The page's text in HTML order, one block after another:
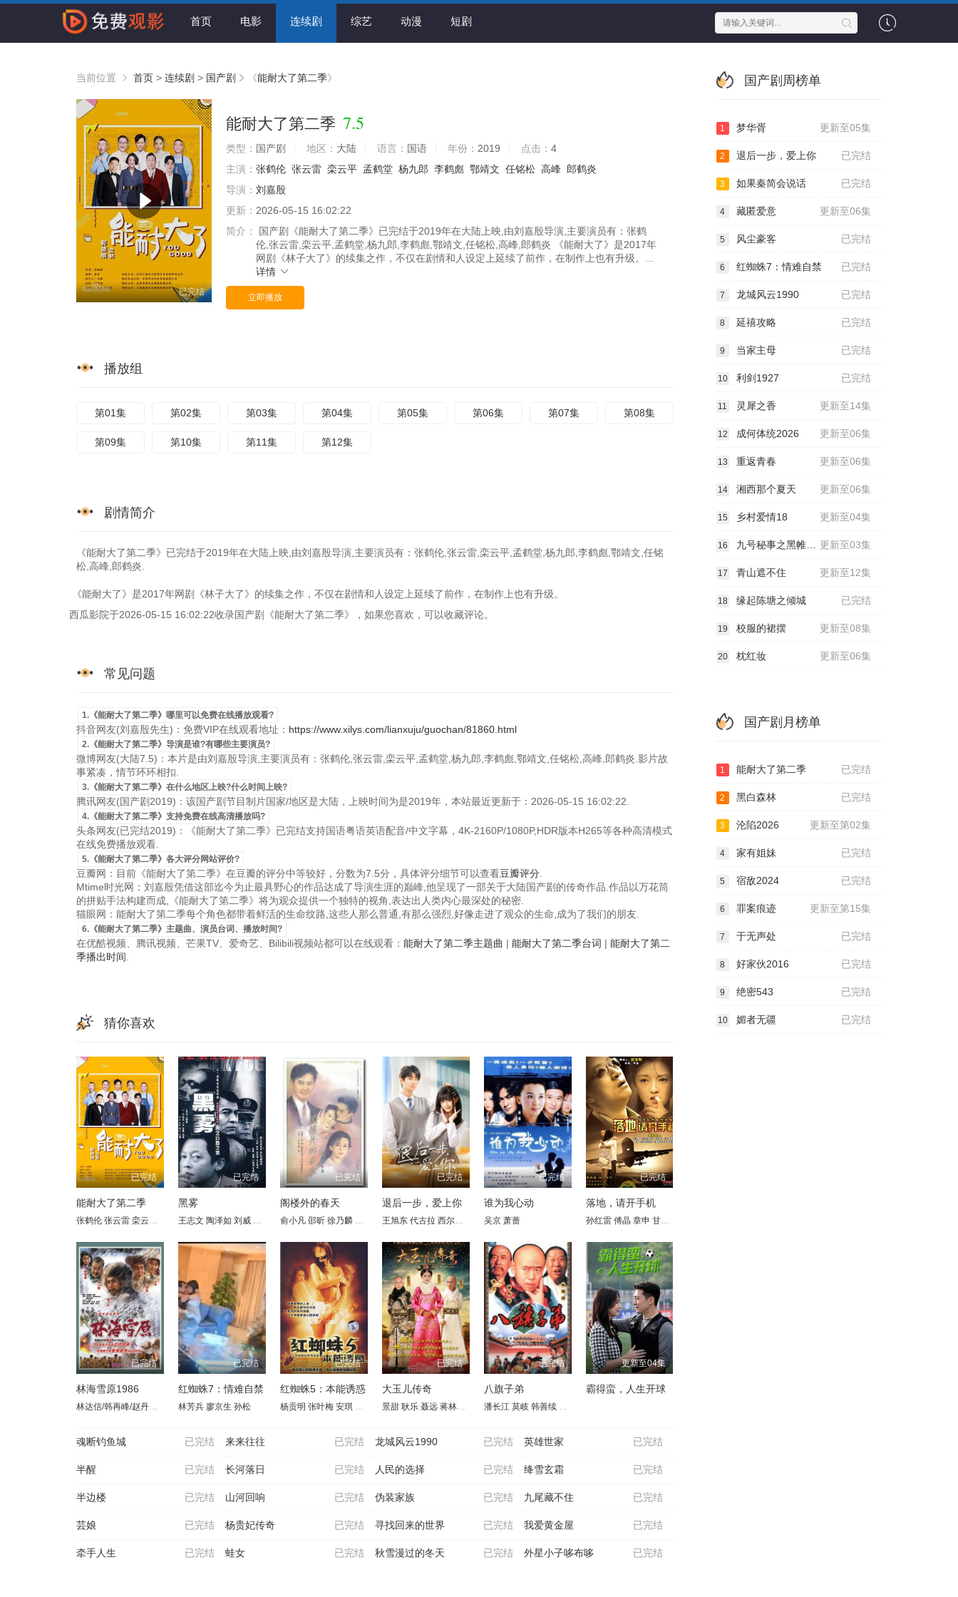
首页 电影 连续剧 综艺 动漫 短剧
当前位置 首页 > 连续剧 > 国产剧 《能耐大了第二季》
已完结
能耐大了第二季 7.5
类型： 国产剧 地区： 大陆 语言： 国语 年份： 2019 点击： 4
主演： 张鹤伦 张云雷 栾云平 孟鹤堂 杨九郎 李鹤彪 鄂靖文 任铭松 高峰 郎鹤炎
导演： 刘嘉殷
更新： 2026-05-15 16:02:22
简介：
国产剧《能耐大了第二季》已完结于2019年在大陆上映,由刘嘉殷导演,主要演员有：张鹤
伦,张云雷,栾云平,孟鹤堂,杨九郎,李鹤彪,鄂靖文,任铭松,高峰,郎鹤炎 《能耐大了》是2017年
网剧《林子大了》的续集之作，不仅在剧情和人设定上延续了前作，在制作上也有升级。...
详情
立即播放
播放组
第01集 第02集 第03集 第04集 第05集 第06集 第07集 第08集
第09集 第10集 第11集 第12集
剧情简介
《能耐大了第二季》已完结于2019年在大陆上映,由刘嘉殷导演,主要演员有：张鹤伦,张云雷,栾云平,孟鹤堂,杨九郎,李鹤彪,鄂靖文,任铭
松,高峰,郎鹤炎.
《能耐大了》是2017年网剧《林子大了》的续集之作，不仅在剧情和人设定上延续了前作，在制作上也有升级。
西瓜影院于2026-05-15 16:02:22收录国产剧《能耐大了第二季》，如果您喜欢，可以收藏评论。
常见问题
1.《能耐大了第二季》哪里可以免费在线播放观看?
抖音网友(刘嘉殷先生)：免费VIP在线观看地址： https://www.xilys.com/lianxuju/guochan/81860.html
2.《能耐大了第二季》导演是谁?有哪些主要演员?
微博网友(大陆7.5)：本片是由刘嘉殷导演,主要演员有：张鹤伦,张云雷,栾云平,孟鹤堂,杨九郎,李鹤彪,鄂靖文,任铭松,高峰,郎鹤炎.影片故
事紧凑，情节环环相扣.
3.《能耐大了第二季》在什么地区上映?什么时间上映?
腾讯网友(国产剧2019)：该国产剧节目制片国家/地区是大陆，上映时间为是2019年，本站最近更新于：2026-05-15 16:02:22.
4.《能耐大了第二季》支持免费在线高清播放吗?
头条网友(已完结2019)：《能耐大了第二季》已完结支持国语粤语英语配音/中文字幕，4K-2160P/1080P,HDR版本H265等各种高清模式
在线免费播放观看.
5.《能耐大了第二季》各大评分网站评价?
豆瓣网：目前《能耐大了第二季》在豆瓣的评分中等较好，分数为7.5分，具体评分细节可以查看豆瓣评分
Mtime时光网：刘嘉殷凭借这部迄今为止最具野心的作品达成了导演生涯的巅峰,他呈现了一部关于大陆国产剧的传奇作品.作品以万花筒
的拼贴手法构建而成,《能耐大了第二季》将为观众提供一个独特的视角,表达出人类内心最深处的秘密.
猫眼网：能耐大了第二季每个角色都带着鲜活的生命纹路,这些人那么普通,有那么强烈,好像走进了观众的生命,成为了我们的朋友.
6.《能耐大了第二季》主题曲、演员台词、播放时间?
在优酷视频、腾讯视频、芒果TV、爱奇艺、Bilibili视频站都可以在线观看： 能耐大了第二季主题曲 | 能耐大了第二季台词 | 能耐大了第二
季播出时间
猜你喜欢
已完结
能耐大了第二季
张鹤伦 张云雷 栾云平 孟鹤堂 杨九郎 李鹤彪 鄂靖文 任铭松 高峰 郎鹤炎
已完结
黑雾
王志文 陶泽如 刘威 张晓林 田海蓉 吕凉 孔维 赵雅莉 雷明 翟乃社 吕启凤 林栋甫 于东江 孙岚 王余昌 张黎明 洪融 宋世英
已完结
阁楼外的春天
俞小凡 邵昕 徐乃麟 潘仪君 娄培华 刘世范
已完结
退后一步，爱上你
王旭东 代古拉 西尔扎提 陈静 矫昊 陈樱丹 廖梦妍 瑾颜
已完结
谁为我心动
吴京 萧蔷
已完结
落地，请开手机
孙红雷 傅晶 章申 甘婷婷
已完结
林海雪原1986
已完结
红蜘蛛7：情难自禁
林芳兵 廖京生 孙松
已完结
红蜘蛛5：本能诱惑
杨贡明 张叶梅 安琪 王天妮 李亚天
已完结
大玉儿传奇
景甜 耿乐 聂远 蒋林静 惠英红 于荣光 万沛鑫
已完结
八旗子弟
潘长江 莫岐 韩善续
更新至04集
霸得蛮，人生开球
已完结
魂断钓鱼城 已完结
来来往往 已完结
龙城风云1990 已完结
英雄世家
已完结
半醒 已完结
长河落日 已完结
人民的选择 已完结
绛雪玄霜
已完结
半边楼 已完结
山河回响 已完结
伪装家族 已完结
九尾藏不住
已完结
芸娘 已完结
杨贵妃传奇 已完结
寻找回来的世界 已完结
我爱黄金屋
已完结
牵手人生 已完结
蛙女 已完结
秋雪漫过的冬天 已完结
外星小子哆布哆
国产剧周榜单
更新至05集
1 梦华胥
已完结
2 退后一步，爱上你
已完结
3 如果秦简会说话
更新至06集
4 藏匿爱意
已完结
5 风尘豪客
已完结
6 红蜘蛛7：情难自禁
已完结
7 龙城风云1990
已完结
8 延禧攻略
已完结
9 当家主母
已完结
10 利剑1927
更新至14集
11 灵犀之香
更新至06集
12 成何体统2026
更新至06集
13 重返青春
更新至06集
14 湘西那个夏天
更新至04集
15 乡村爱情18
更新至03集
16 九号秘事之黑帷背后
更新至12集
17 青山遮不住
已完结
18 缘起陈塘之倾城
更新至08集
19 校服的裙摆
更新至06集
20 枕红妆
国产剧月榜单
已完结
1 能耐大了第二季
已完结
2 黑白森林
更新至第02集
3 沦陷2026
已完结
4 家有姐妹
已完结
5 宿敌2024
更新至第15集
6 罪案痕迹
已完结
7 于无声处
已完结
8 好家伙2016
已完结
9 绝密543
已完结
10 媚者无疆